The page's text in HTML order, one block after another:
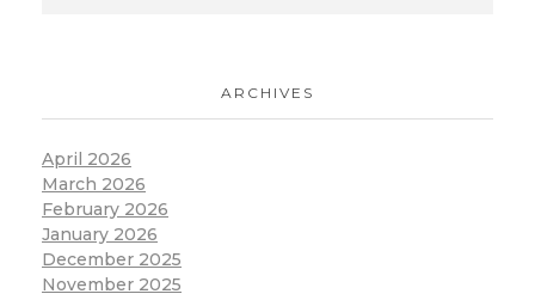
ARCHIVES
April 2026
March 2026
February 2026
January 2026
December 2025
November 2025